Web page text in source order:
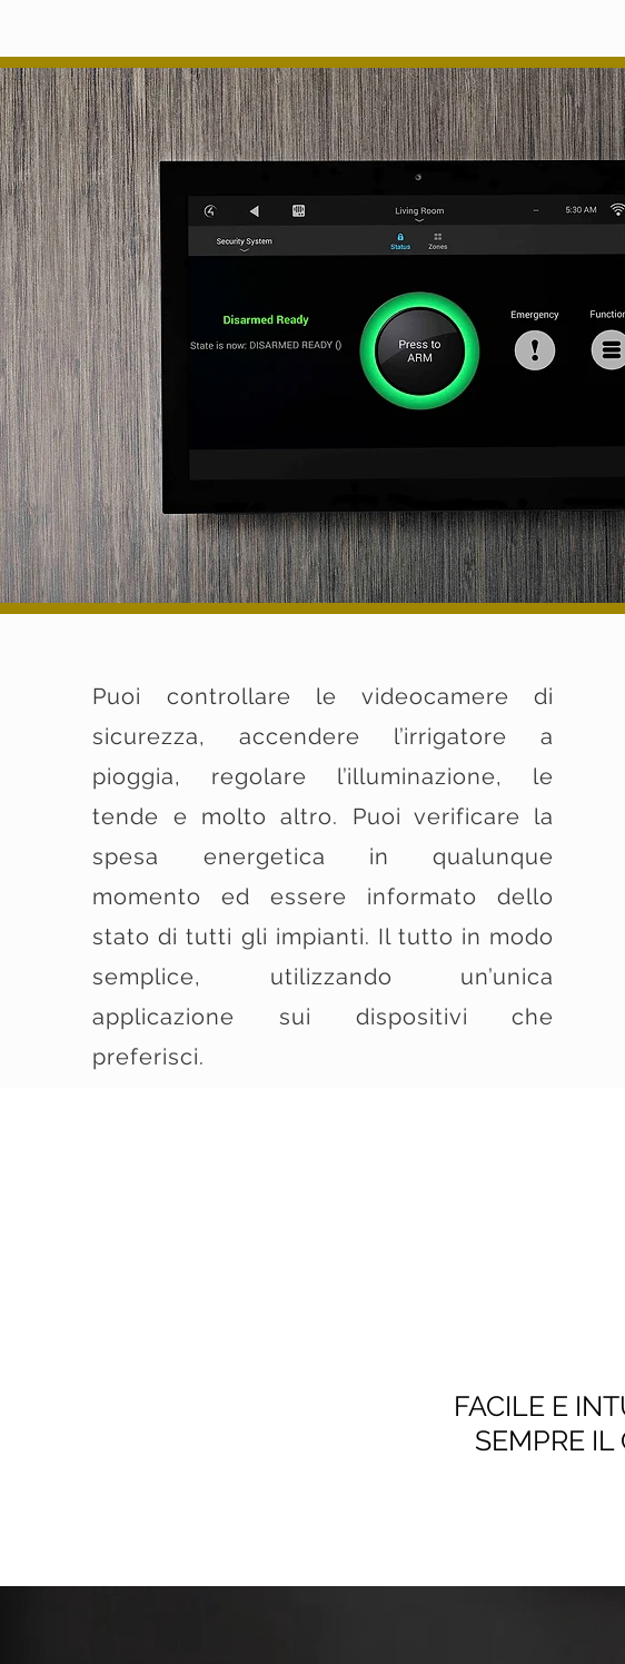
Puoi controllare le videocamere di
sicurezza, accendere l’irrigatore a
pioggia, regolare l’illuminazione, le
tende e molto altro. Puoi verificare la
spesa energetica in qualunque
momento ed essere informato dello
stato di tutti gli impianti. Il tutto in modo
semplice, utilizzando un’unica
applicazione sui dispositivi che
preferisci.
FACILE E
SEMPRE